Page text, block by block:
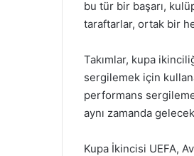
bu tür bir başarı,
taraftarlar, ortak bir
Takımlar, kupa
sergilemek için
performans
aynı zamanda
Kupa İkincisi UEFA,